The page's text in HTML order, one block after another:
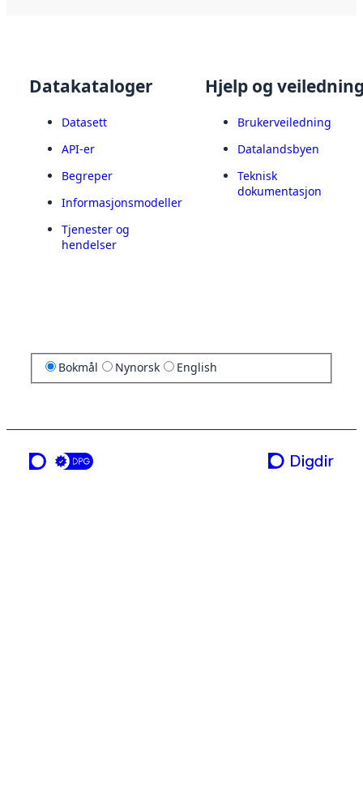
Datakataloger
Datasett
API-er
Begreper
Informasjonsmodeller
Tjenester og
hendelser
Hjelp og
Brukerveiledning
Datalandsbyen
Teknisk
dokumentasjon
Bokmål Nynorsk English